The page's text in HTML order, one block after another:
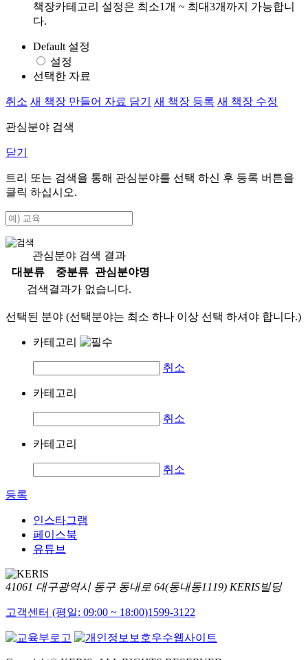
책장카테고리 설정은 최소1개 ~ 최대3개까지 가능합니
다.
Default 설정
설정
선택한 자료
취소 새 책장 만들어 자료 담기 새 책장 등록 새 책장 수정
관심분야 검색
닫기
트리 또는 검색을 통해 관심분야를 선택 하신 후 등록 버튼을
클릭 하십시오.
관심분야 검색 결과
대분류
중분류
관심분야명
검색결과가 없습니다.
선택된 분야 (선택분야는 최소 하나 이상 선택 하셔야 합니다.)
카테고리
취소
카테고리
취소
카테고리
취소
등록
인스타그램
페이스북
유튜브
41061 대구광역시 동구 동내로 64(동내동1119) KERIS빌딩
고객센터 (평일: 09:00 ~ 18:00)1599-3122